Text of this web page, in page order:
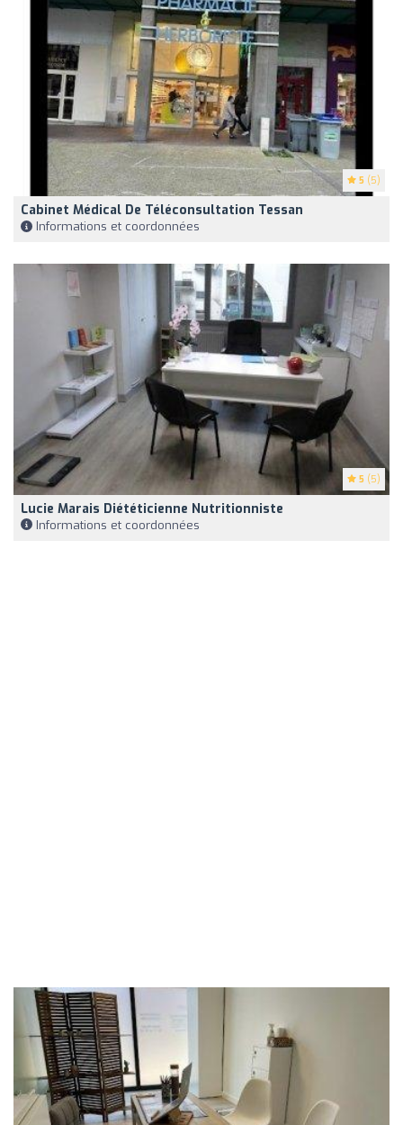
5 (5)
Cabinet Médical De Téléconsultation Tessan
Informations et coordonnées
5 (5)
Lucie Marais Diététicienne Nutritionniste
Informations et coordonnées